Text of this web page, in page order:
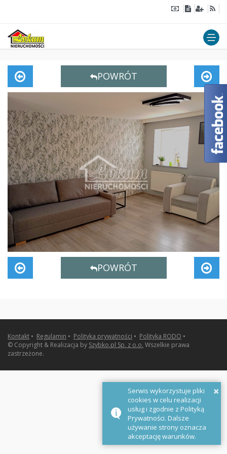
POWRÓT
POWRÓT
Kontakt • Regulamin • Polityka prywatności • Polityka RODO •
© Copyright & Realizacja by Szybko.pl Sp. z o.o. Wszelkie prawa
zastrzeżone.
×
Serwis wykorzystuje pliki
cookies w celu realizacji
usług i zgodnie z Polityką
Prywatności. Dalsze
używanie strony oznacza
akceptację warunków.